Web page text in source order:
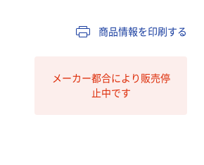
商品情報を印刷する
メーカー都合により販売停
止中です